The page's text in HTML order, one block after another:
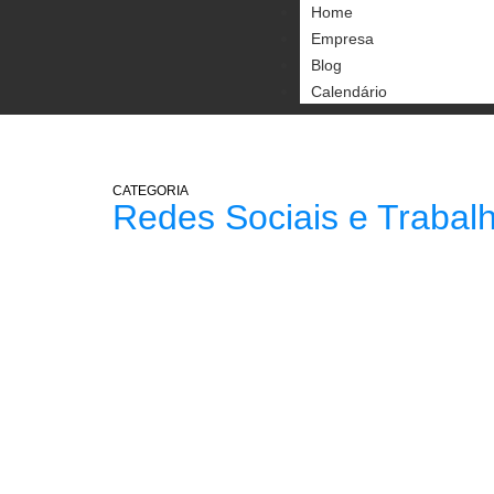
Home
Empresa
Blog
Calendário
CATEGORIA
Redes Sociais e